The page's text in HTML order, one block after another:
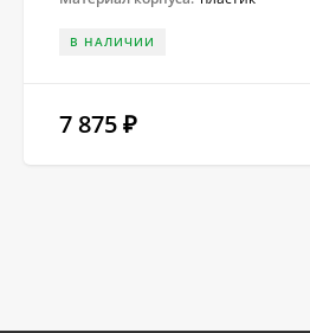
В НАЛИЧИИ
7 875 ₽